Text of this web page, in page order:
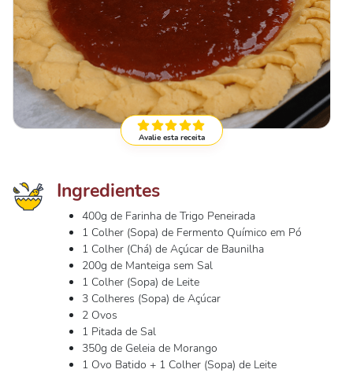
Avalie esta receita
Ingredientes
400g de Farinha de Trigo Peneirada
1 Colher (Sopa) de Fermento Químico em Pó
1 Colher (Chá) de Açúcar de Baunilha
200g de Manteiga sem Sal
1 Colher (Sopa) de Leite
3 Colheres (Sopa) de Açúcar
2 Ovos
1 Pitada de Sal
350g de Geleia de Morango
1 Ovo Batido + 1 Colher (Sopa) de Leite